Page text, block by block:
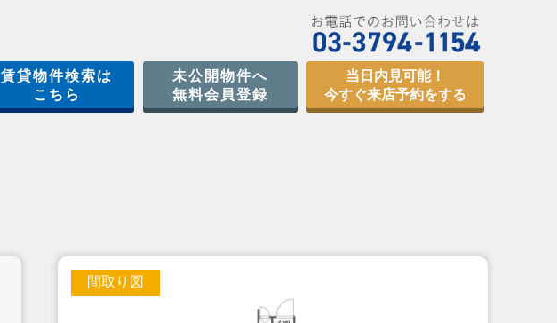
賃貸物件検索は
こちら
未公開物件へ
無料会員登録
当日内見可能！
今すぐ来店予約をする
間取り図